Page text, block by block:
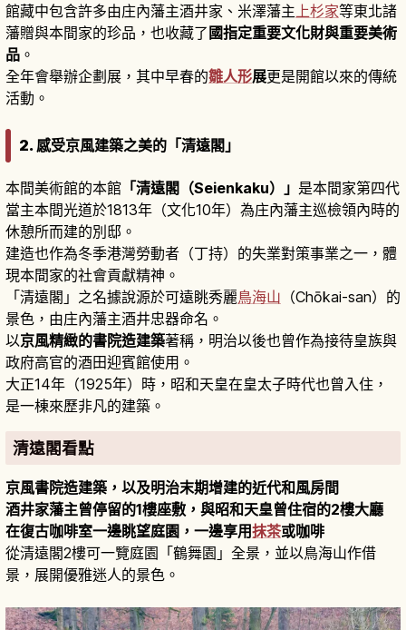
館藏中包含許多由庄內藩主酒井家、米澤藩主 上杉家等東北諸
藩贈與本間家的珍品，也收藏了國指定重要文化財與重要美術
品 。
全年會舉辦企劃展，其中早春的雛人形展更是開館以來的傳統
活動。
2. 感受京風建築之美的「清遠閣」
本間美術館的本館 「清遠閣（Seienkaku）」 是本間家第四代
當主本間光道於1813年（文化10年）為庄內藩主巡檢領內時的
休憩所而建的別邸。
建造也作為冬季港灣勞動者（丁持）的失業對策事業之一，體
現本間家的社會貢獻精神。
「清遠閣」之名據說源於可遠眺秀麗鳥海山 （Chōkai-san）的
景色，由庄內藩主酒井忠器命名。
以京風精緻的書院造建築著稱，明治以後也曾作為接待皇族與
政府高官的酒田迎賓館使用。
大正14年（1925年）時，昭和天皇在皇太子時代也曾入住，
是一棟來歷非凡的建築。
清遠閣看點
京風書院造建築，以及明治末期增建的近代和風房間
酒井家藩主曾停留的1樓座敷，與昭和天皇曾住宿的2樓大廳
在復古咖啡室一邊眺望庭園，一邊享用抹茶或咖啡
從清遠閣2樓可一覽庭園「鶴舞園」全景，並以鳥海山作借
景，展開優雅迷人的景色。